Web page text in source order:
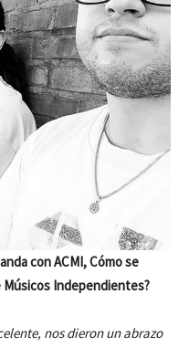
con ACMI, Cómo se
Músicos Independientes?
nos dieron un abrazo